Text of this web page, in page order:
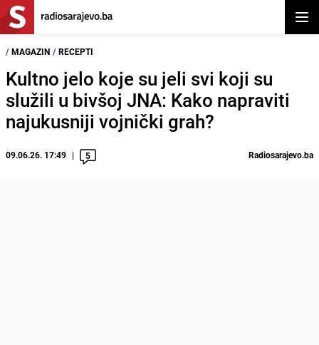
/ MAGAZIN / RECEPTI
Kultno jelo koje su jeli svi koji su
služili u bivšoj JNA: Kako napraviti
najukusniji vojnički grah?
09.06.26. 17:49 5 Radiosarajevo.ba